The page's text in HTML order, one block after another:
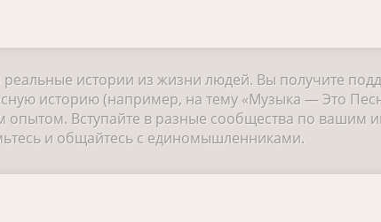
истории из жизни людей. Вы получите
историю (например, на тему «Музыка — Это
Вступайте в разные сообщества по вашим
и общайтесь с единомышленниками.